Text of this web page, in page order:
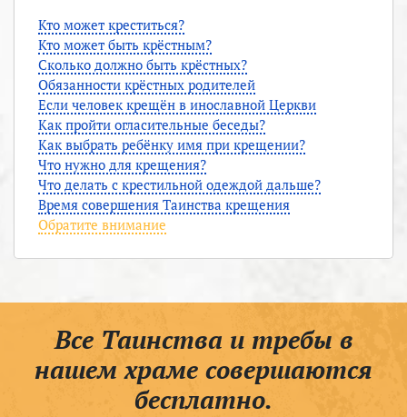
Кто может креститься?
Кто может быть крёстным?
Сколько должно быть крёстных?
Обязанности крёстных родителей
Если человек крещён в инославной Церкви
Как пройти огласительные беседы?
Как выбрать ребёнку имя при крещении?
Что нужно для крещения?
Что делать с крестильной одеждой дальше?
Время совершения Таинства крещения
Обратите внимание
Все Таинства и требы в
нашем храме совершаются
бесплатно.